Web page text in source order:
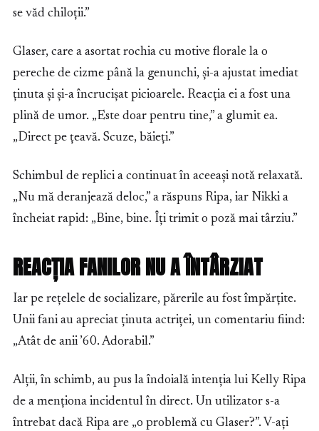
se văd chiloții.”
Glaser, care a asortat rochia cu motive florale la o
pereche de cizme până la genunchi, și-a ajustat imediat
ținuta și și-a încrucișat picioarele. Reacția ei a fost una
plină de umor. „Este doar pentru tine,” a glumit ea.
„Direct pe țeavă. Scuze, băieți.”
Schimbul de replici a continuat în aceeași notă relaxată.
„Nu mă deranjează deloc,” a răspuns Ripa, iar Nikki a
încheiat rapid: „Bine, bine. Îți trimit o poză mai târziu.”
REACȚIA FANILOR NU A ÎNTÂRZIAT
Iar pe rețelele de socializare, părerile au fost împărțite.
Unii fani au apreciat ținuta actriței, un comentariu fiind:
„Atât de anii ’60. Adorabil.”
Alții, în schimb, au pus la îndoială intenția lui Kelly Ripa
de a menționa incidentul în direct. Un utilizator s-a
întrebat dacă Ripa are „o problemă cu Glaser?”. V-ați